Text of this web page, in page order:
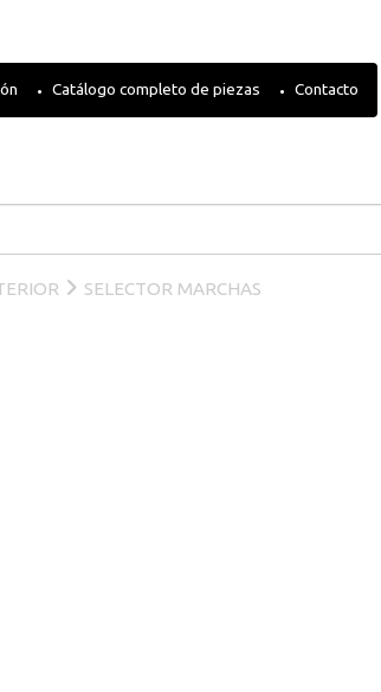
Catálogo completo de piezas Contacto
SELECTOR MARCHAS